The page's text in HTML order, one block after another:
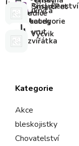
a
boudy
skrytá
kategorie
Příslušenství
SmartPet
udice
vrut
Výcvik
zvířátka
Kategorie
Akce
bleskojistky
Chovatelství